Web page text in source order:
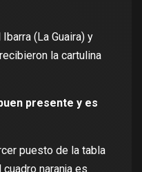
(La Guaira) y
la cartulina
presente y es
puesto de la tabla
naranja es